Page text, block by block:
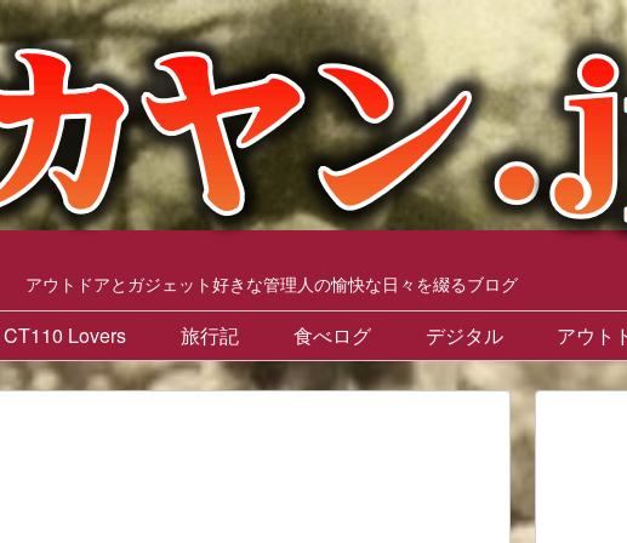
アウトドアとガジェット好きな管理人の愉快な日々を綴るブログ
CT110 Lovers 旅行記 食べログ デジタル アウト